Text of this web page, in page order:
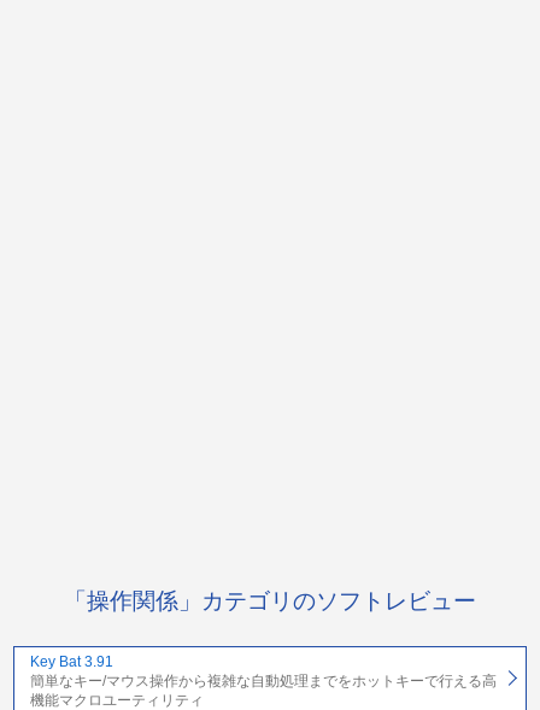
「操作関係」カテゴリのソフトレビュー
Key Bat 3.91
簡単なキー/マウス操作から複雑な自動処理までをホットキーで行える高
機能マクロユーティリティ